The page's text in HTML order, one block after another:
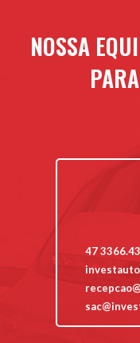
NOSSA
47